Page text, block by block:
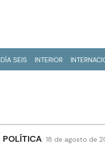
DÍA SEIS INTERIOR
POLÍTICA 18 de agosto de